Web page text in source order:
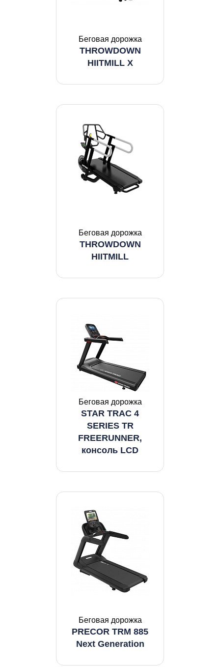
Беговая дорожка
THROWDOWN
HIITMILL X
Беговая дорожка
THROWDOWN
HIITMILL
Беговая дорожка
STAR TRAC 4
SERIES TR
FREERUNNER,
консоль LCD
Беговая дорожка
PRECOR TRM 885
Next Generation